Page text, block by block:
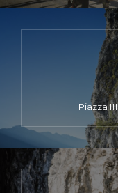
Piazza